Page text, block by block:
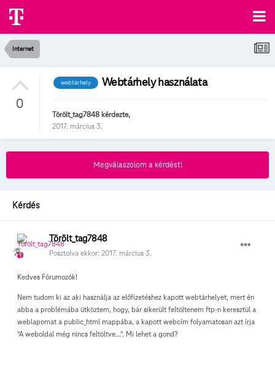
Internet
0
webtárhely Webtárhely használata
Törölt_tag7848 kérdezte,
2017. március 3.
Megválaszolom a kérdést!
Kérdés
Törölt_tag7848
Posztolva ekkor: 2017. március 3.
Kedves Fórumozók!
Nem tudom ki az aki használja az előfizetéshez kapott webtárhelyet, mert én
abba a problémába ütköztem, hogy, bár sikerült feltöltenem ftp-n keresztül a
weblapomat a public_html mappába, a kapott webcím folyamatosan azt írja
"A weboldal még nincs feltöltve...". Mi lehet a gond?